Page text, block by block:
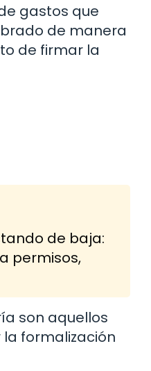
gastos que
de manera
de firmar la
de baja:
permisos,
son aquellos
formalización